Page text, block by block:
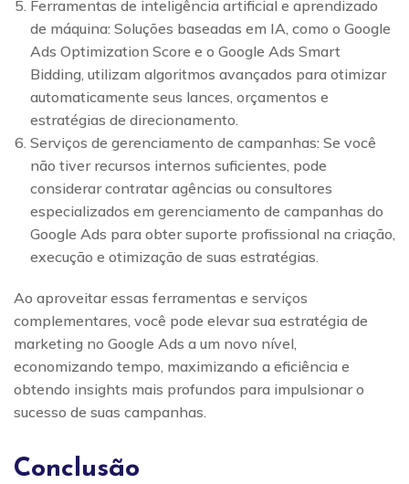
Ferramentas de inteligência artificial e aprendizado
de máquina: Soluções baseadas em IA, como o Google
Ads Optimization Score e o Google Ads Smart
Bidding, utilizam algoritmos avançados para otimizar
automaticamente seus lances, orçamentos e
estratégias de direcionamento.
Serviços de gerenciamento de campanhas: Se você
não tiver recursos internos suficientes, pode
considerar contratar agências ou consultores
especializados em gerenciamento de campanhas do
Google Ads para obter suporte profissional na criação,
execução e otimização de suas estratégias.
Ao aproveitar essas ferramentas e serviços
complementares, você pode elevar sua estratégia de
marketing no Google Ads a um novo nível,
economizando tempo, maximizando a eficiência e
obtendo insights mais profundos para impulsionar o
sucesso de suas campanhas.
Conclusão